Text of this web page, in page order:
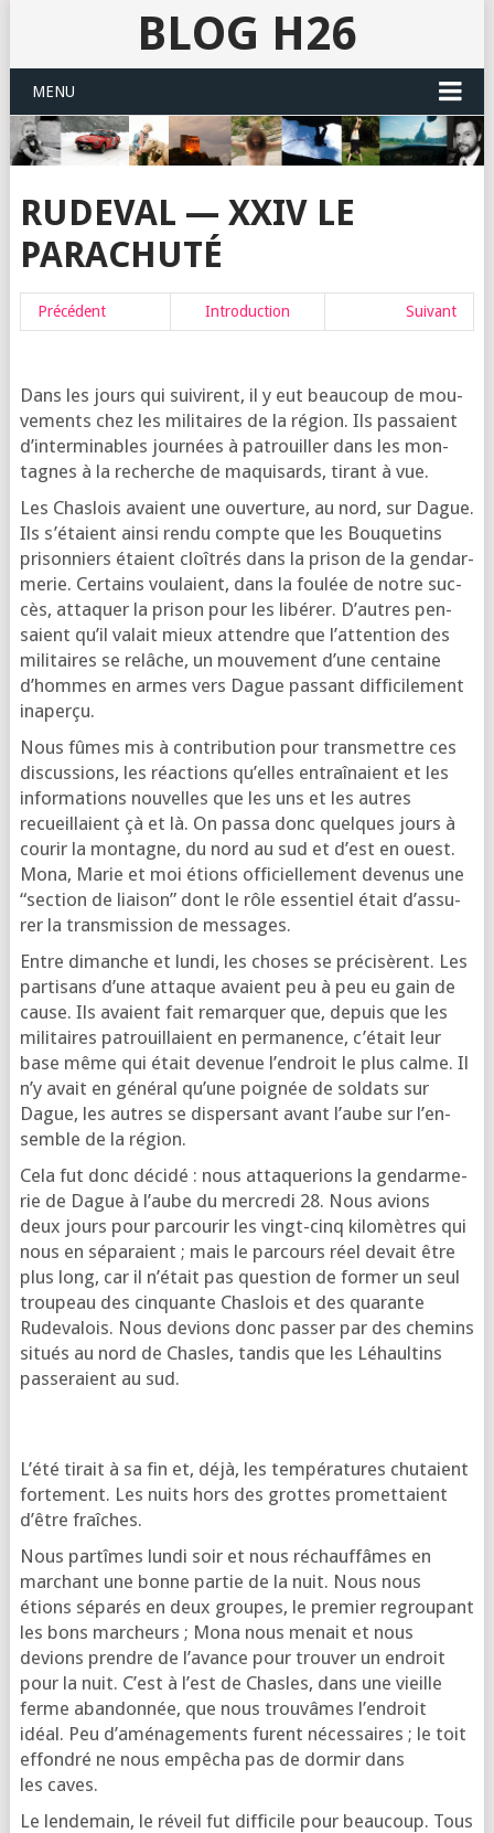
BLOG H26
MENU
RUDEVAL — XXIV LE
PARACHUTÉ
Pré­cé­dent Intro­duc­tion Sui­vant
Dans les jours qui sui­virent, il y eut beau­coup de mou­
ve­ments chez les mili­taires de la région. Ils pas­saient
d’in­ter­mi­nables jour­nées à patrouiller dans les mon­
tagnes à la recherche de maqui­sards, tirant à vue.
Les Chas­lois avaient une ouver­ture, au nord, sur Dague.
Ils s’é­taient ain­si ren­du compte que les Bou­que­tins
pri­son­niers étaient cloî­trés dans la pri­son de la gen­dar­
me­rie. Cer­tains vou­laient, dans la fou­lée de notre suc­
cès, atta­quer la pri­son pour les libé­rer. D’autres pen­
saient qu’il valait mieux attendre que l’at­ten­tion des
mili­taires se relâche, un mou­ve­ment d’une cen­taine
d’hommes en armes vers Dague pas­sant dif­fi­ci­le­ment
inaperçu.
Nous fûmes mis à contri­bu­tion pour trans­mettre ces
dis­cus­sions, les réac­tions qu’elles entraî­naient et les
infor­ma­tions nou­velles que les uns et les autres
recueillaient çà et là. On pas­sa donc quelques jours à
cou­rir la mon­tagne, du nord au sud et d’est en ouest.
Mona, Marie et moi étions offi­ciel­le­ment deve­nus une
“sec­tion de liai­son” dont le rôle essen­tiel était d’as­su­
rer la trans­mis­sion de messages.
Entre dimanche et lun­di, les choses se pré­ci­sèrent. Les
par­ti­sans d’une attaque avaient peu à peu eu gain de
cause. Ils avaient fait remar­quer que, depuis que les
mili­taires patrouillaient en per­ma­nence, c’é­tait leur
base même qui était deve­nue l’en­droit le plus calme. Il
n’y avait en géné­ral qu’une poi­gnée de sol­dats sur
Dague, les autres se dis­per­sant avant l’aube sur l’en­
semble de la région.
Cela fut donc déci­dé : nous atta­que­rions la gen­dar­me­
rie de Dague à l’aube du mer­cre­di 28. Nous avions
deux jours pour par­cou­rir les vingt-cinq kilo­mètres qui
nous en sépa­raient ; mais le par­cours réel devait être
plus long, car il n’é­tait pas ques­tion de for­mer un seul
trou­peau des cin­quante Chas­lois et des qua­rante
Rude­va­lois. Nous devions donc pas­ser par des che­mins
situés au nord de Chasles, tan­dis que les Léhaul­tins
pas­se­raient au sud.
L’é­té tirait à sa fin et, déjà, les tem­pé­ra­tures chu­taient
for­te­ment. Les nuits hors des grottes pro­met­taient
d’être fraîches.
Nous par­tîmes lun­di soir et nous réchauf­fâmes en
mar­chant une bonne par­tie de la nuit. Nous nous
étions sépa­rés en deux groupes, le pre­mier regrou­pant
les bons mar­cheurs ; Mona nous menait et nous
devions prendre de l’a­vance pour trou­ver un endroit
pour la nuit. C’est à l’est de Chasles, dans une vieille
ferme aban­don­née, que nous trou­vâmes l’en­droit
idéal. Peu d’a­mé­na­ge­ments furent néces­saires ; le toit
effon­dré ne nous empê­cha pas de dor­mir dans
les caves.
Le len­de­main, le réveil fut dif­fi­cile pour beau­coup. Tous